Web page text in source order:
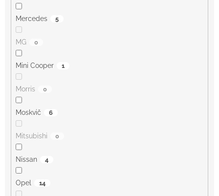
Mercedes 5
MG 0
Mini Cooper 1
Morris 0
Moskvič 6
Mitsubishi 0
Nissan 4
Opel 14